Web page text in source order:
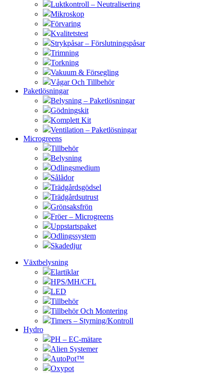
Luktkontroll – Neutralisering
Mikroskop
Förvaring
Kvalitetstest
Strykpåsar – Förslutningspåsar
Trimning
Torkning
Vakuum & Försegling
Vågar Och Tillbehör
Paketlösningar
Belysning – Paketlösningar
Gödningskit
Komplett Kit
Ventilation – Paketlösningar
Microgreens
Tillbehör
Belysning
Odlingsmedium
Sålådor
Trädgårdsgödsel
Trädgårdsutrust
Grönsaksfrön
Fröer – Microgreens
Uppstartspaket
Odlingssystem
Skadedjur
Växtbelysning
Elartiklar
HPS/MH/CFL
LED
Tillbehör
Tillbehör Och Montering
Timers – Styrning/Kontroll
Hydro
PH – EC-mätare
Alien Systemer
AutoPot™
Oxypot